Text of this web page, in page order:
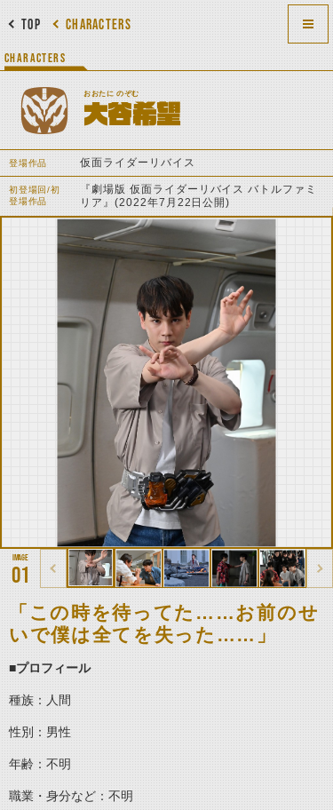
CHARACTERS
TOP
CHARACTERS
おおたに のぞむ
大谷希望
登場作品 仮面ライダーリバイス
初登場回/初
登場作品
『劇場版 仮面ライダーリバイス バトルファミ
リア』(2022年7月22日公開)
01
「この時を待ってた……お前のせ
いで僕は全てを失った……」
■プロフィール
種族：人間
性別：男性
年齢：不明
職業・身分など：不明